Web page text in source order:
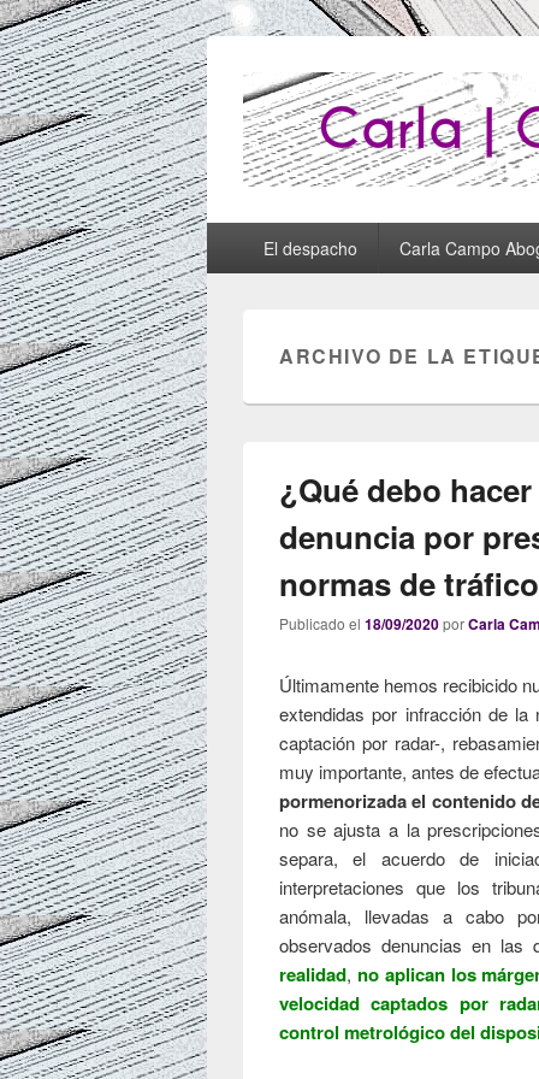
Abogados
Menú
principalEl despacho Carla Campo
ARCHIVO DE LA
¿Qué debo
denuncia por
normas de
Publicado el 18/09/2020porCarla
Últimamente hemos recibicido
extendidas por infracción de
captación por radar-,
muy importante, antes de
pormenorizada el contenido
no se ajusta a la
separa, el acuerdo de
interpretaciones que los
anómala, llevadas a cabo
observados denuncias en las
realidad, no aplican los
velocidad captados por
control metrológico del